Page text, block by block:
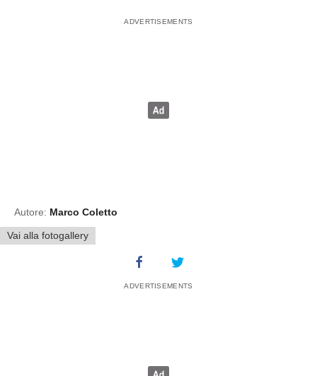
Autore: Marco Coletto
Vai alla fotogallery